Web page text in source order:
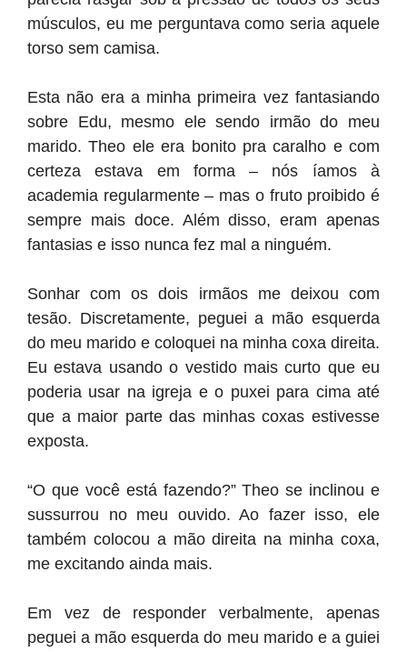
músculos, eu me perguntava como seria aquele
torso sem camisa.
Esta não era a minha primeira vez fantasiando
sobre Edu, mesmo ele sendo irmão do meu
marido. Theo ele era bonito pra caralho e com
certeza estava em forma – nós íamos à
academia regularmente – mas o fruto proibido é
sempre mais doce. Além disso, eram apenas
fantasias e isso nunca fez mal a ninguém.
Sonhar com os dois irmãos me deixou com
tesão. Discretamente, peguei a mão esquerda
do meu marido e coloquei na minha coxa direita.
Eu estava usando o vestido mais curto que eu
poderia usar na igreja e o puxei para cima até
que a maior parte das minhas coxas estivesse
exposta.
“O que você está fazendo?” Theo se inclinou e
sussurrou no meu ouvido. Ao fazer isso, ele
também colocou a mão direita na minha coxa,
me excitando ainda mais.
Em vez de responder verbalmente, apenas
peguei a mão esquerda do meu marido e a guiei